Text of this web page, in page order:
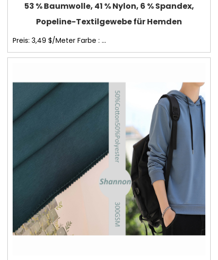
53 % Baumwolle, 41 % Nylon, 6 % Spandex,
Popeline-Textilgewebe für Hemden
Preis: 3,49 $/Meter Farbe : ...